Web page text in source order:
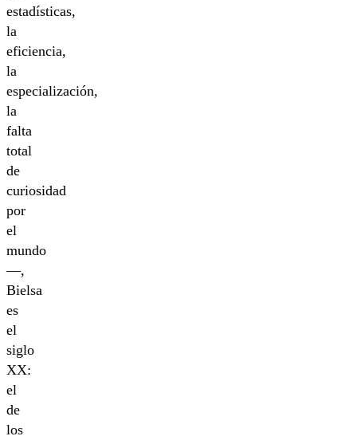
estadísticas,
la
eficiencia,
la
especialización,
la
falta
total
de
curiosidad
por
el
mundo
—,
Bielsa
es
el
siglo
XX:
el
de
los